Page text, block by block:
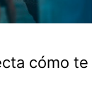
cómo te